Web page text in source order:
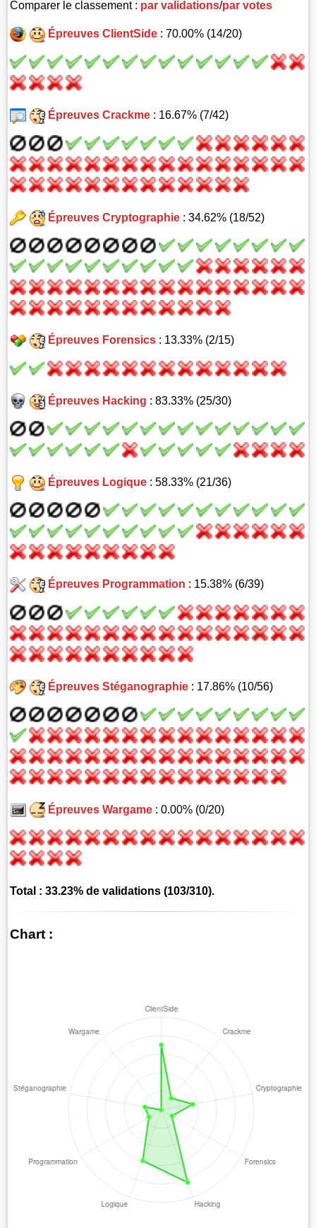
Comparer le classement : par validations/par votes
Épreuves ClientSide: 70.00% (14/20)
Épreuves Crackme: 16.67% (7/42)
Épreuves Cryptographie: 34.62% (18/52)
Épreuves Forensics: 13.33% (2/15)
Épreuves Hacking : 83.33% (25/30)
Épreuves Logique: 58.33% (21/36)
Épreuves Programmation : 15.38% (6/39)
Épreuves Stéganographie: 17.86% (10/56)
Épreuves Wargame: 0.00% (0/20)
Total : 33.23% de validations (103/310).
Chart :